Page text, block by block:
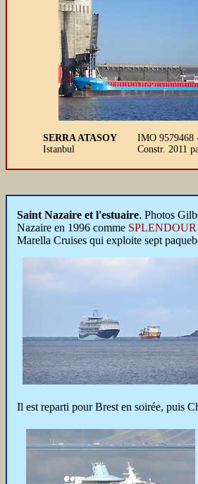
SERRA ATASOY
Istanbul
IMO 9579468
Constr. 2011
Saint Nazaire et l'estuaire. Photos
Nazaire en 1996 comme
Marella Cruises qui exploite sept
Il est reparti pour Brest en soirée, puis